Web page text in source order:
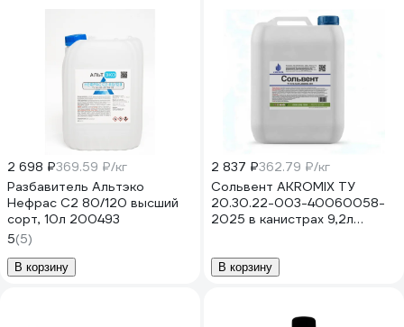
2 698 ₽369.59 ₽/кг
Разбавитель Альтэко
Нефрас С2 80/120 высший
сорт, 10л 200493
5(5)
В корзину
2 837 ₽362.79 ₽/кг
Сольвент AKROMIX ТУ
20.30.22-003-40060058-
2025 в канистрах 9,2л
В корзину